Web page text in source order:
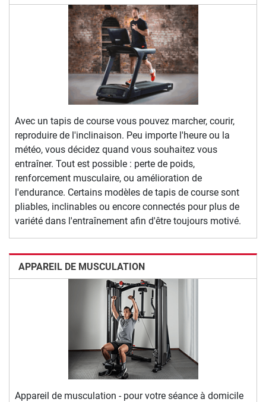
Avec un tapis de course vous pouvez marcher, courir,
reproduire de l'inclinaison. Peu importe l'heure ou la
météo, vous décidez quand vous souhaitez vous
entraîner. Tout est possible : perte de poids,
renforcement musculaire, ou amélioration de
l'endurance. Certains modèles de tapis de course sont
pliables, inclinables ou encore connectés pour plus de
variété dans l'entraînement afin d'être toujours motivé.
APPAREIL DE MUSCULATION
Appareil de musculation - pour votre séance à domicile